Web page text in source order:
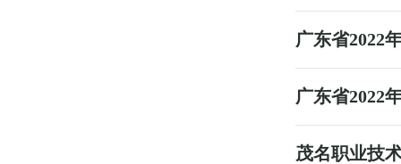
广东省2022
广东省2022
茂名职业技